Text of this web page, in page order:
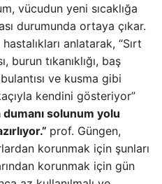
vücudun yeni sıcaklığa
durumunda ortaya çıkar.
anlatarak, “Sırt
burun tıkanıklığı, baş
ve kusma gibi
kendini gösteriyor”
solunum yolu
prof. Güngen,
korunmak için şunları
korunmak için gün